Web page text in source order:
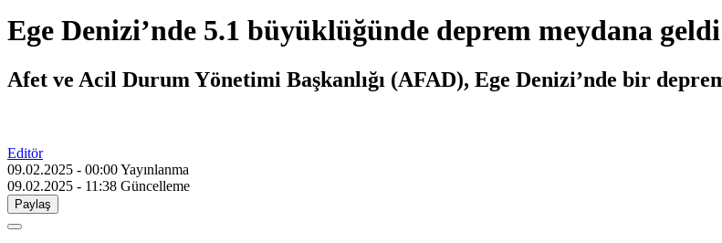
Ege Denizi’nde 5.1 büyüklüğünde deprem meydana geldi
Afet ve Acil Durum Yönetimi Başkanlığı (AFAD), Ege Denizi’nde bir
Editör
09.02.2025 - 00:00Yayınlanma
09.02.2025 - 11:38 Güncelleme
Paylaş